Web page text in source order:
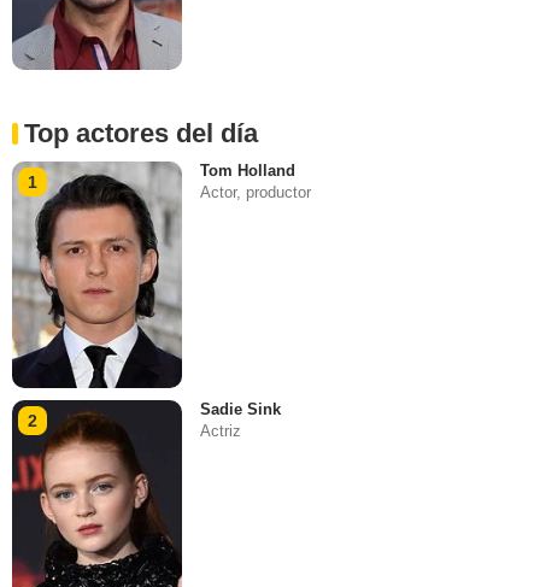
Top actores del día
1
Tom Holland
Actor, productor
2
Sadie Sink
Actriz